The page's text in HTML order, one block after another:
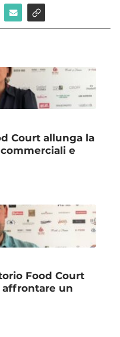
Court allunga la
e
Food Court
un